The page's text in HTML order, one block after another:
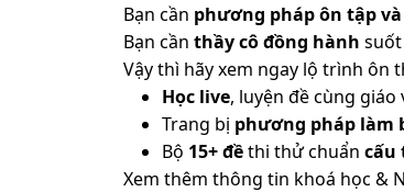
Bạn cần phương pháp ôn tập
Bạn cần thầy cô đồng hành
Vậy thì hãy xem ngay lộ trình ôn
Học live, luyện đề cùng giáo
Trang bị phương pháp làm
Bộ 15+ đềthi thử chuẩn cấu
Xem thêm thông tin khoá học &